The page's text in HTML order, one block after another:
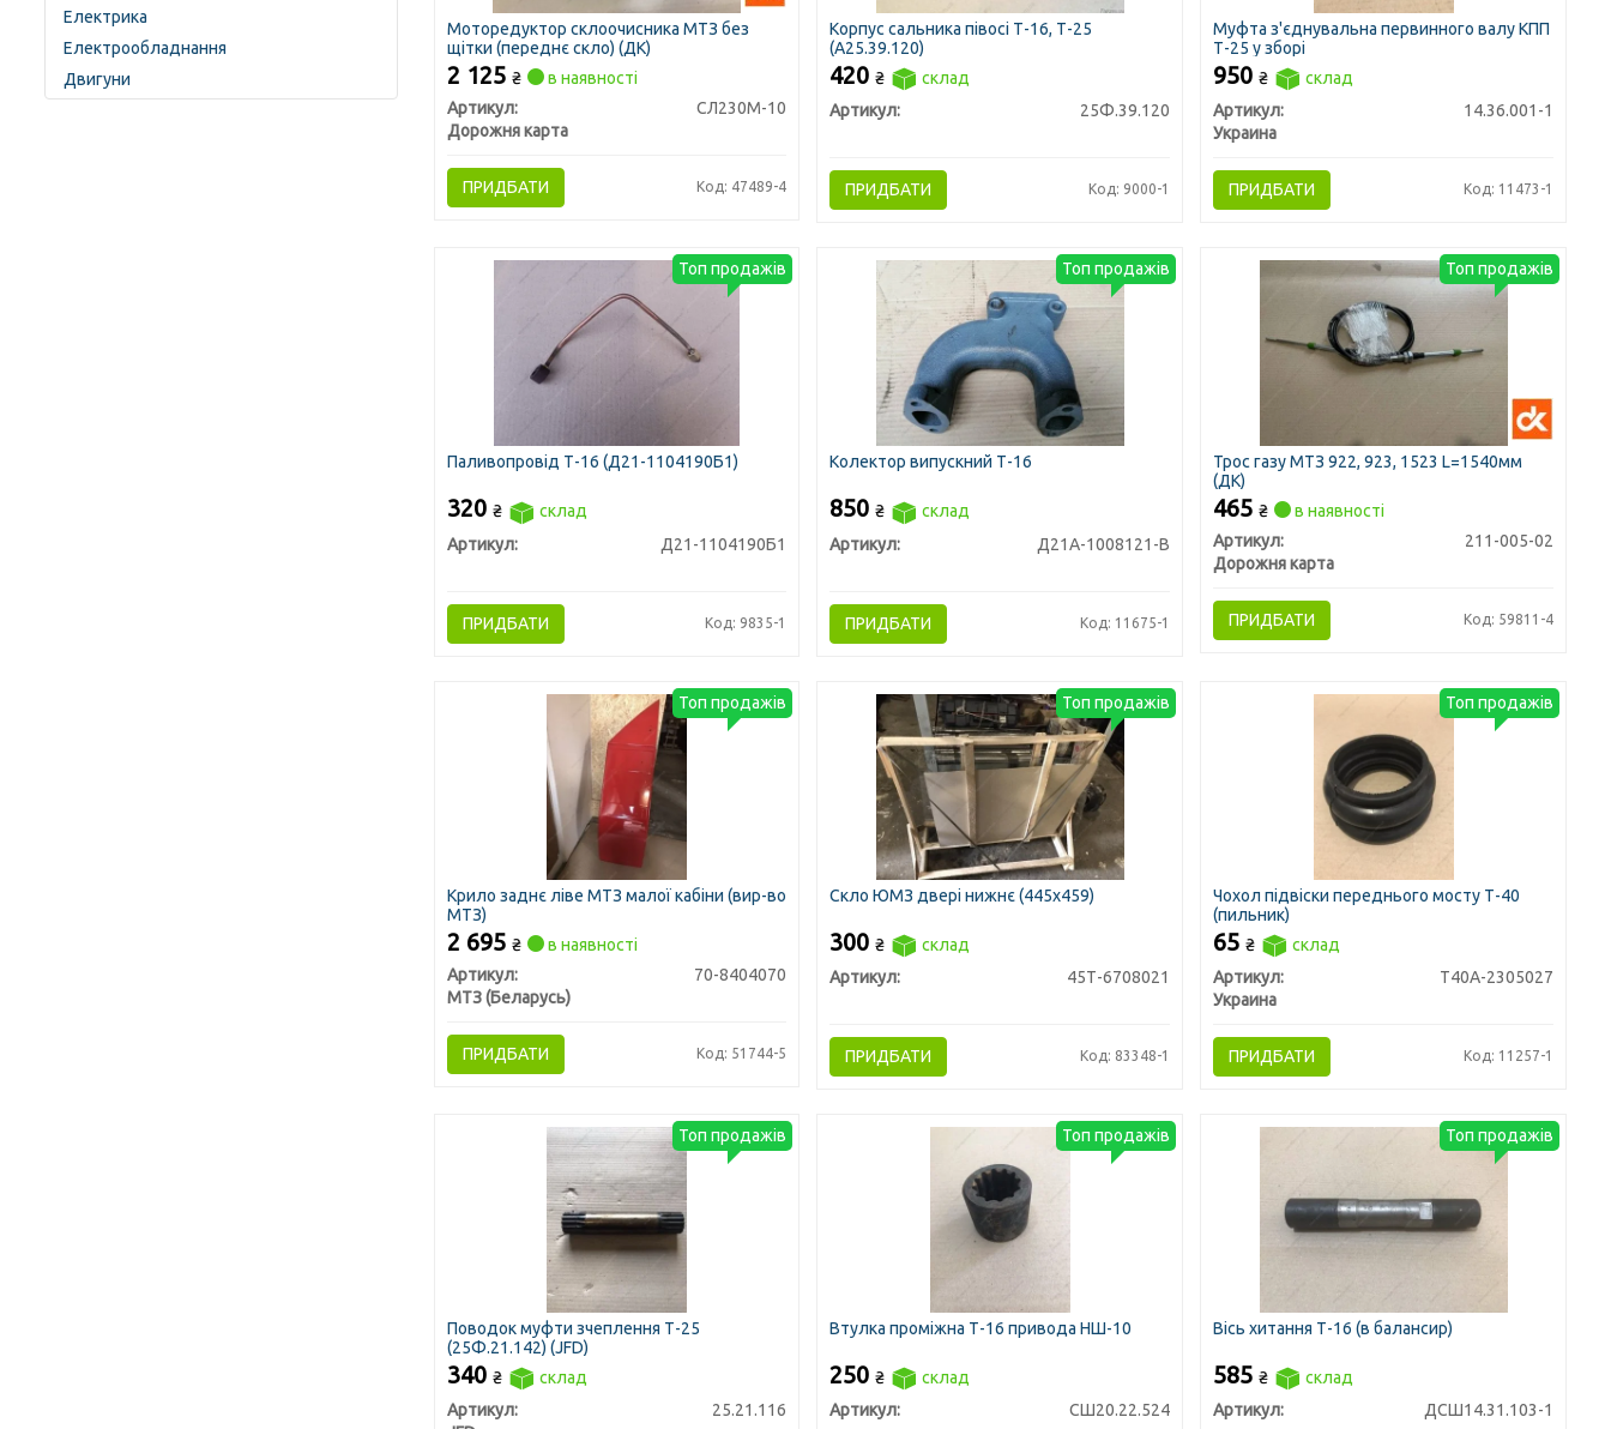
Електрика
Електрообладнання
Двигуни
Моторедуктор склоочисника МТЗ без
щітки (переднє скло) (ДК)
2 125 ₴
в наявності
Артикул:
СЛ230М-10
Дорожня карта
ПРИДБАТИ Код: 47489-4
Корпус сальника півосі Т-16, Т-25
(А25.39.120)
420₴
склад
Артикул:
25Ф.39.120
ПРИДБАТИ Код: 9000-1
Муфта з'єднувальна первинного валу КПП
Т-25 у зборі
950₴
склад
Артикул:
14.36.001-1
Украина
ПРИДБАТИ Код: 11473-1
Паливопровід Т-16 (Д21-1104190Б1)
320 ₴
склад
Артикул:
Д21-1104190Б1
ПРИДБАТИ Код: 9835-1
Топ продажів
Колектор випускний Т-16
850₴
склад
Артикул:
Д21А-1008121-В
ПРИДБАТИ Код: 11675-1
Топ продажів
Трос газу МТЗ 922, 923, 1523 L=1540мм
(ДК)
465₴
в наявності
Артикул:
211-005-02
Дорожня карта
ПРИДБАТИ Код: 59811-4
Топ продажів
Крило заднє ліве МТЗ малої кабіни (вир-во
МТЗ)
2 695 ₴
в наявності
Артикул:
70-8404070
МТЗ (Беларусь)
ПРИДБАТИ Код: 51744-5
Топ продажів
Скло ЮМЗ двері нижнє (445х459)
300₴
склад
Артикул:
45Т-6708021
ПРИДБАТИ Код: 83348-1
Топ продажів
Чохол підвіски переднього мосту Т-40
(пильник)
65₴
склад
Артикул:
Т40А-2305027
Украина
ПРИДБАТИ Код: 11257-1
Топ продажів
Поводок муфти зчеплення Т-25
(25Ф.21.142) (JFD)
340 ₴
склад
Артикул:
25.21.116
Топ продажів
Втулка проміжна Т-16 привода НШ-10
250₴
склад
Артикул:
СШ20.22.524
Топ продажів
Вісь хитання Т-16 (в балансир)
585₴
склад
Артикул:
ДСШ14.31.103-1
Топ продажів